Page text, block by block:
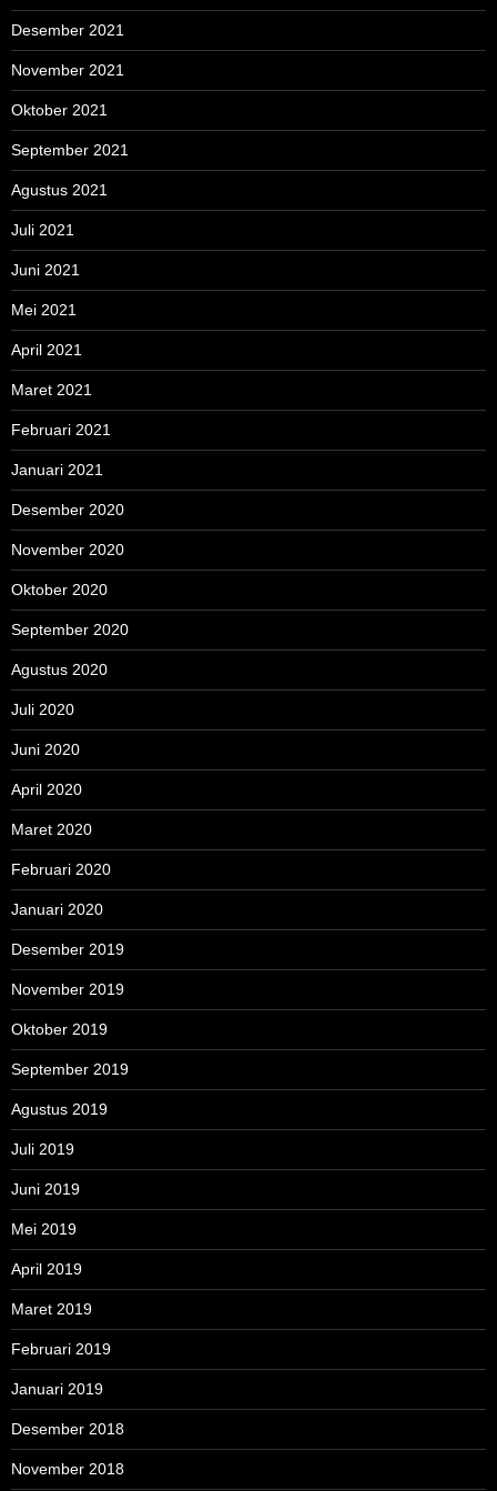
Desember 2021
November 2021
Oktober 2021
September 2021
Agustus 2021
Juli 2021
Juni 2021
Mei 2021
April 2021
Maret 2021
Februari 2021
Januari 2021
Desember 2020
November 2020
Oktober 2020
September 2020
Agustus 2020
Juli 2020
Juni 2020
April 2020
Maret 2020
Februari 2020
Januari 2020
Desember 2019
November 2019
Oktober 2019
September 2019
Agustus 2019
Juli 2019
Juni 2019
Mei 2019
April 2019
Maret 2019
Februari 2019
Januari 2019
Desember 2018
November 2018